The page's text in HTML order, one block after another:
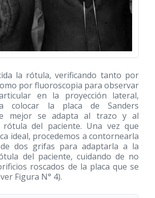
la rótula, verificando tanto por
por fluoroscopia para observar
en la proyección lateral,
a colocar la placa de Sanders
mejor se adapta al trazo y al
del paciente. Una vez que
ideal, procedemos a contornearla
dos grifas para adaptarla a la
del paciente, cuidando de no
roscados de la placa que se
Figura N° 4).